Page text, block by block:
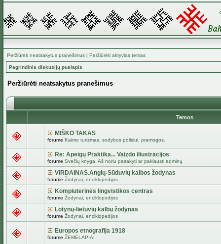
Peržiūrėti neatsakytus pranešimus | Peržiūrėti aktyvias temas
Pagrindinis diskusijų puslapis
Peržiūrėti neatsakytus pranešimus
Temos
MIŠKO TAKAS
forume Kaimo turizmas, sodybos poilsiui, pramogos.
Re: Apeigų Praktika... Vaizdo iliustracijos
forume Svečių knyga. Aš noriu pasakyti ar paklausti adminų
VIRDAINAS.Anglų-Sūduvių kalbos žodynas
forume Žodynai, enciklopedijos
Kompiuterinės lingvistikos centras
forume Žodynai, enciklopedijos
Lotynų-lietuvių kalbų žodynas
forume Žodynai, enciklopedijos
Europos etnografija 1918
forume ŽEMĖLAPIAI